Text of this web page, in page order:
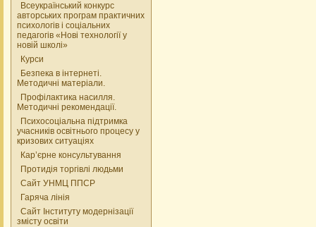
Всеукраїнський конкурс
авторських програм практичних
психологів і соціальних
педагогів «Нові технології у
новій школі»
Курси
Безпека в інтернеті.
Методичні матеріали.
Профілактика насилля.
Методичні рекомендації.
Психосоціальна підтримка
учасників освітнього процесу у
кризових ситуаціях
Кар’єрне консультування
Протидія торгівлі людьми
Сайт УНМЦ ППСР
Гаряча лінія
Сайт Інституту модернізації
змісту освіти